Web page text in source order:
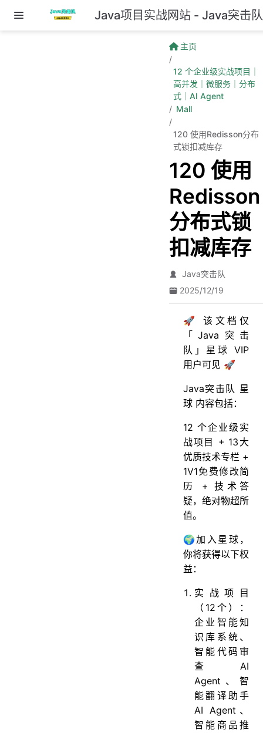
跳至主要內容 Java项目实战网站 - Java突击队
主页
12 个企业级实战项目｜
高并发｜微服务｜分布
式｜AI Agent
Mall
120 使用Redisson分布
式锁扣减库存
120 使用
Redisson
分布式锁
扣减库存
Java突击队
2025/12/19
🚀 该文档仅
「Java突击
队」星球 VIP
用户可见 🚀
Java突击队 星
球 内容包括：
12 个企业级实
战项目 + 13大
优质技术专栏 +
1V1免费修改简
历 + 技术答
疑，绝对物超所
值。
🌍加入星球，
你将获得以下权
益：
实战项目
（12个）：
企业智能知
识库系统、
智能代码审
查AI
Agent、智
能翻译助手
AI Agent、
智能商品推